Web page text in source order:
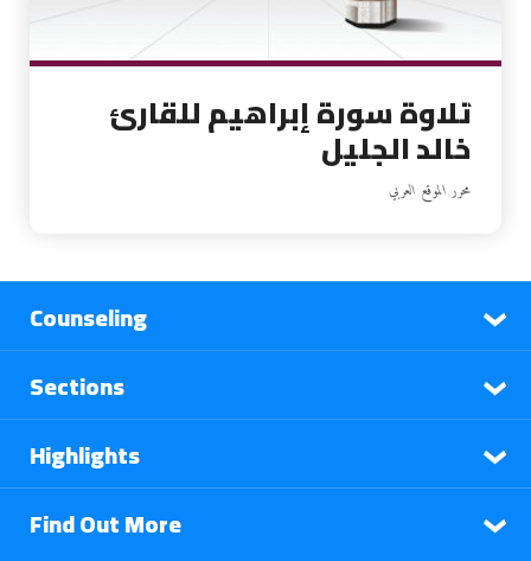
تلاوة سورة إبراهيم للقارئ
خالد الجليل
محرر الموقع العربي
Counseling
Sections
Highlights
Find Out More